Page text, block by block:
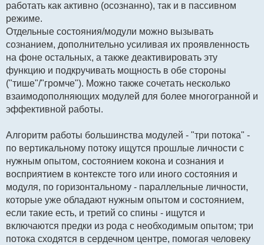
работать как активно (осознанно), так и в пассивном
режиме.
Отдельные состояния/модули можно вызывать
сознанием, дополнительно усиливая их проявленность
на фоне остальных, а также деактивировать эту
функцию и подкручивать мощность в обе стороны
("тише"/"громче"). Можно также сочетать несколько
взаимодополняющих модулей для более многогранной и
эффективной работы.
Алгоритм работы большинства модулей - "три потока" -
по вертикальному потоку ищутся прошлые личности с
нужным опытом, состоянием кокона и сознания и
восприятием в контексте того или иного состояния и
модуля, по горизонтальному - параллельные личности,
которые уже обладают нужным опытом и состоянием,
если такие есть, и третий со спины - ищутся и
включаются предки из рода с необходимым опытом; три
потока сходятся в сердечном центре, помогая человеку